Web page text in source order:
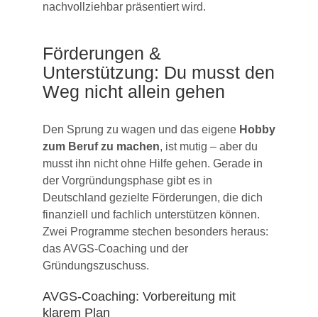
nachvollziehbar präsentiert wird.
Förderungen &
Unterstützung: Du musst den
Weg nicht allein gehen
Den Sprung zu wagen und das eigene Hobby
zum Beruf zu machen, ist mutig – aber du
musst ihn nicht ohne Hilfe gehen. Gerade in
der Vorgründungsphase gibt es in
Deutschland gezielte Förderungen, die dich
finanziell und fachlich unterstützen können.
Zwei Programme stechen besonders heraus:
das AVGS-Coaching und der
Gründungszuschuss.
AVGS-Coaching: Vorbereitung mit
klarem Plan